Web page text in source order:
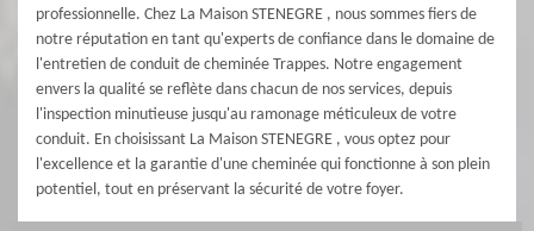
professionnelle. Chez La Maison STENEGRE , nous sommes fiers de
notre réputation en tant qu'experts de confiance dans le domaine de
l'entretien de conduit de cheminée Trappes. Notre engagement
envers la qualité se reflète dans chacun de nos services, depuis
l'inspection minutieuse jusqu'au ramonage méticuleux de votre
conduit. En choisissant La Maison STENEGRE , vous optez pour
l'excellence et la garantie d'une cheminée qui fonctionne à son plein
potentiel, tout en préservant la sécurité de votre foyer.